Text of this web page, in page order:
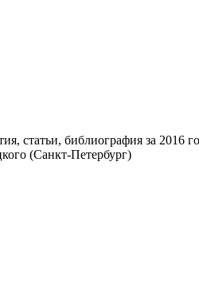
статьи, библиография за
(Санкт-Петербург)